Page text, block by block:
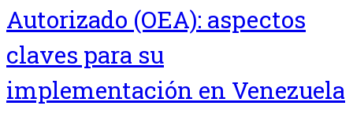
Autorizado (OEA): aspectos
claves para su
implementación en Venezuela